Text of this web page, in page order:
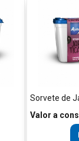
Sorvete de
Valor a